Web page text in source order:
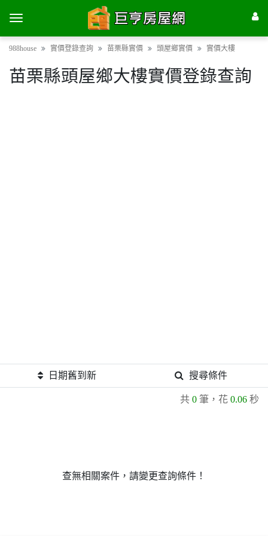
988house 實價登錄查詢 苗栗縣實價 頭屋鄉實價 實價大樓
苗栗縣頭屋鄉大樓實價登錄查詢
日期舊到新 搜尋條件
共 0 筆，花 0.06 秒
查無相關案件，請變更查詢條件！